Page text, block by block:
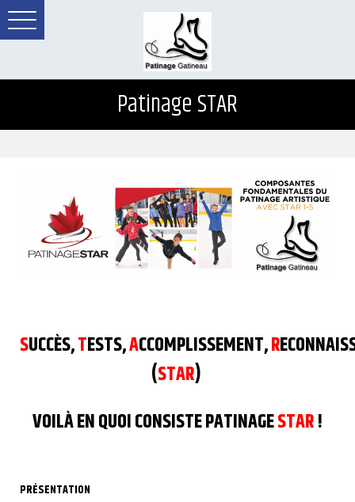
Patinage STAR
SUCCÈS,TESTS,ACCOMPLISSEMENT,R
(STAR)
VOILÀ EN QUOI CONSISTE PATINAGESTAR!
PRÉSENTATION